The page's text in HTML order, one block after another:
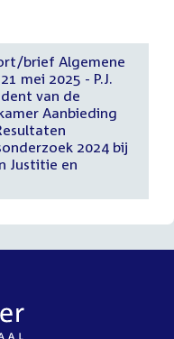
brief Algemene
mei 2025 - P.J.
van de
Aanbieding
2024 bij
Justitie en